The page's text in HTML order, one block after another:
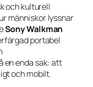
och kulturell
människor lyssnar
Sony Walkman
portabel
en enda sak: att
och mobilt.